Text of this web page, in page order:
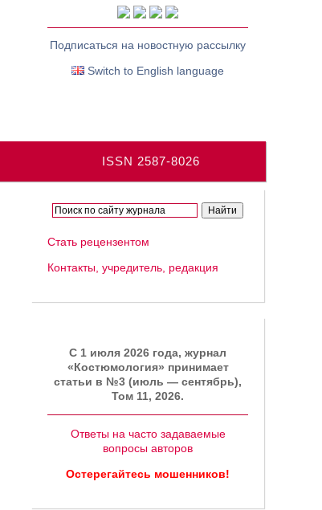
Подписаться на новостную рассылку
Switch to English language
ISSN 2587-8026
Стать рецензентом
Контакты, учредитель, редакция
C 1 июля 2026 года, журнал
«Костюмология» принимает
статьи в №3 (июль — сентябрь),
Том 11, 2026.
Ответы на часто задаваемые
вопросы авторов
Остерегайтесь мошенников!